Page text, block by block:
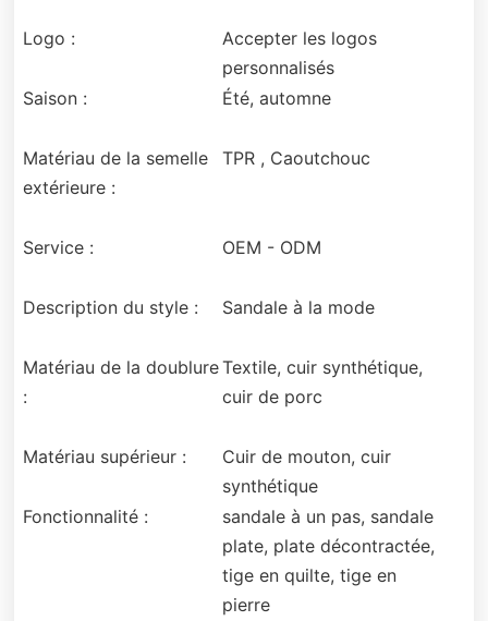
Logo :
Accepter les logos
personnalisés
Saison :
Été, automne
Matériau de la semelle
extérieure :
TPR , Caoutchouc
Service : OEM - ODM
Description du style : Sandale à la mode
Matériau de la doublure
:
Textile, cuir synthétique,
cuir de porc
Matériau supérieur :
Cuir de mouton, cuir
synthétique
Fonctionnalité :
sandale à un pas, sandale
plate, plate décontractée,
tige en quilte, tige en
pierre